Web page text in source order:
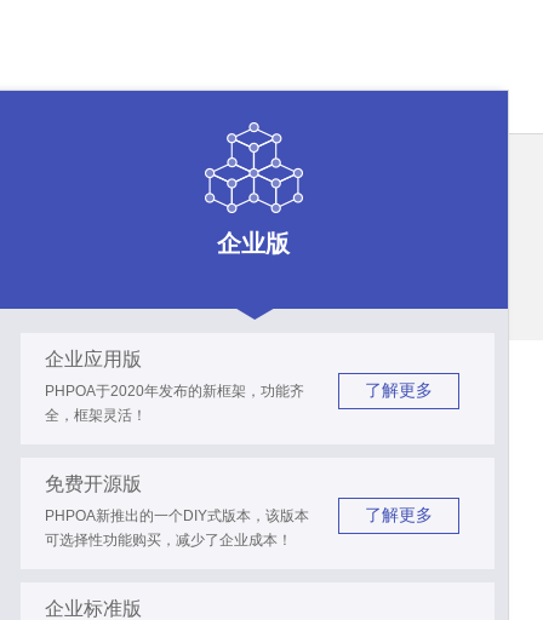
企业版
企业应用版
PHPOA于2020年发布的新框架，功能齐
全，框架灵活！
了解更多
免费开源版
PHPOA新推出的一个DIY式版本，该版本
可选择性功能购买，减少了企业成本！
了解更多
企业标准版